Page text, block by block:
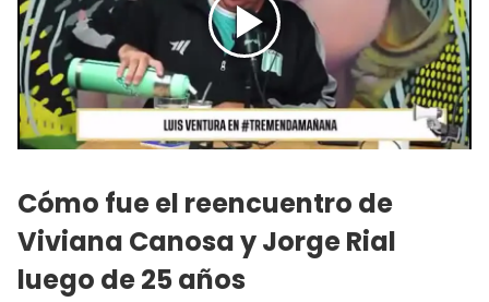
Cómo fue el reencuentro de
Viviana Canosa y Jorge Rial
luego de 25 años